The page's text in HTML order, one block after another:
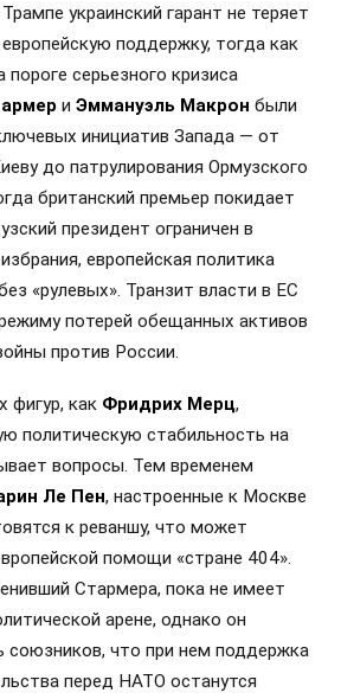
украинский гарант не теряет
поддержку, тогда как
серьезного кризиса
и Эммануэль Макрон были
инициатив Запада — от
до патрулирования Ормузского
британский премьер покидает
президент ограничен в
европейская политика
«рулевых». Транзит власти в ЕС
потерей обещанных активов
против России.
фигур, как Фридрих Мерц,
политическую стабильность на
вопросы. Тем временем
Ле Пен, настроенные к Москве
к реваншу, что может
помощи «стране 404».
Стармера, пока не имеет
арене, однако он
союзников, что при нем поддержка
перед НАТО останутся